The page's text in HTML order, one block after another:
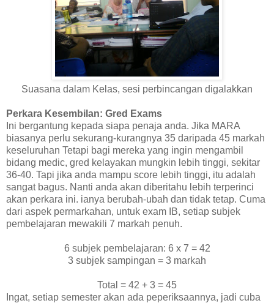
Suasana dalam Kelas, sesi perbincangan digalakkan
Perkara Kesembilan: Gred Exams
Ini bergantung kepada siapa penaja anda. Jika MARA
biasanya perlu sekurang-kurangnya 35 daripada 45 markah
keseluruhan Tetapi bagi mereka yang ingin mengambil
bidang medic, gred kelayakan mungkin lebih tinggi, sekitar
36-40. Tapi jika anda mampu score lebih tinggi, itu adalah
sangat bagus. Nanti anda akan diberitahu lebih terperinci
akan perkara ini. ianya berubah-ubah dan tidak tetap. Cuma
dari aspek permarkahan, untuk exam IB, setiap subjek
pembelajaran mewakili 7 markah penuh.
6 subjek pembelajaran: 6 x 7 = 42
3 subjek sampingan = 3 markah
Total = 42 + 3 = 45
Ingat, setiap semester akan ada peperiksaannya, jadi cuba